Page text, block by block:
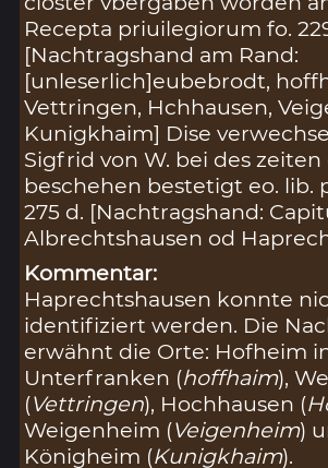
Recepta priuilegiorum fo.
[Nachtragshand am Rand:
[unleserlich]eubebrodt,
Vettringen, Hchhausen,
Kunigkhaim] Dise
Sigfrid von W. bei des zeiten
beschehen bestetigt eo. lib.
275 d. [Nachtragshand:
Albrechtshausen od
Kommentar:
Haprechtshausen konnte
identifiziert werden. Die
erwähnt die Orte: Hofheim
Unterfranken (hoffhaim),
(Vettringen), Hochhausen (
Weigenheim (Veigenheim)
Königheim (Kunigkhaim).